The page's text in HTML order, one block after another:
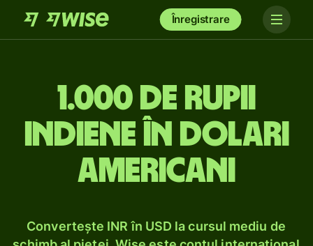
Înregistrare
1.000 de rupii
indiene în dolari
americani
Convertește INR în USD la cursul mediu de